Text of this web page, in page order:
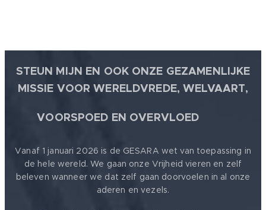
STEUN MIJN EN OOK ONZE GEZAMENLIJKE
MISSIE VOOR WERELDVREDE, WELVAART,
VOORSPOED EN OVERVLOED
Vanaf 1 januari 2026 is de GESARA wet van toepassing in
de hele wereld. We gaan onze Vrijheid vieren en zelf
beleven wanneer we dat zelf gaan doorvoelen in al onze
aderen en vezels.